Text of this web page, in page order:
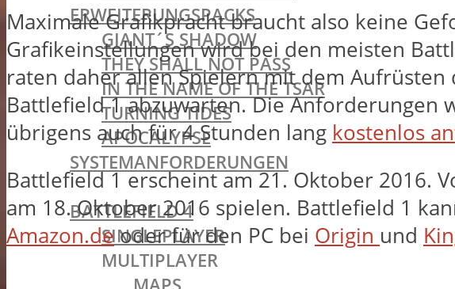
ERWEITERUNGSPACKS
GIANT´S SHADOW
THEY SHALL NOT PASS
IN THE NAME OF THE TSAR
TURNING TIDES
APOCALYPSE
SYSTEMANFORDERUNGEN
BATTLEFIELD OLDIES
BATTLEFIELD 4
SINGLEPLAYER
MULTIPLAYER
Maximale Grafikpracht braucht also keine
Grafikeinstellungen wird bei den meisten
raten daher allen Spielern mit dem Aufrüsten
Battlefield 1 abzuwarten. Die Anforderungen
übrigens auch für 4 Stunden lang kostenlos
Battlefield 1 erscheint am 21. Oktober 2016.
am 18. Oktober 2016 spielen. Battlefield 1
Amazon.deoder für den PC bei Origin und